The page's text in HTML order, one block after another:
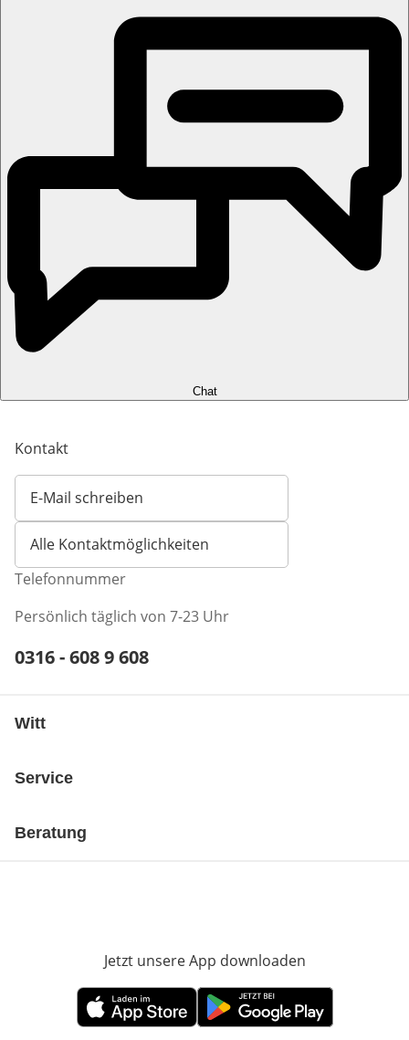
Chat
Kontakt
E-Mail schreiben
Öffnet E-Mail-Client
Alle Kontaktmöglichkeiten
Telefonnummer
Persönlich täglich von 7-23 Uhr
Telefonnummer:
0316 - 608 9 608
Witt
Service
Beratung
Jetzt unsere App downloaden
Öffnet in neuem FensterÖffnet in neuem Fenster